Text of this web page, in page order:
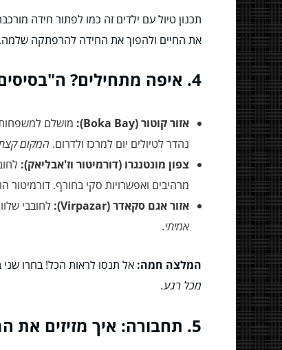
תכנון טיול עם ילדים זה כמו לפתור חידה
את החיים ולהפוך את החידה להרפתקה שלמה.
4. איפה מתחילים? ה"בסיסים" האסטרטגיים שלכם
אזור קוטור (Boka Bay):
מושלם למשפחות
נהדר לטיולים יום למרכז ולדרום. המקום קצת
צפון מונטנגרו (דורמיטור וז'אבליאק):
מרהיבים ואפשרויות סקי בחורף. דורמיטור
אזור אגם סקאדר (Virpazar):
לחובבי
אמיתי.
המלצה חמה: אל תנסו לראות הכל! בחרו
מכל רגע.
5. תחבורה: איך מזיזים את המשפחה בקלות?